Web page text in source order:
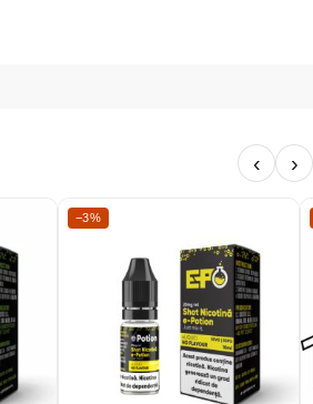
‹ ›
−3%